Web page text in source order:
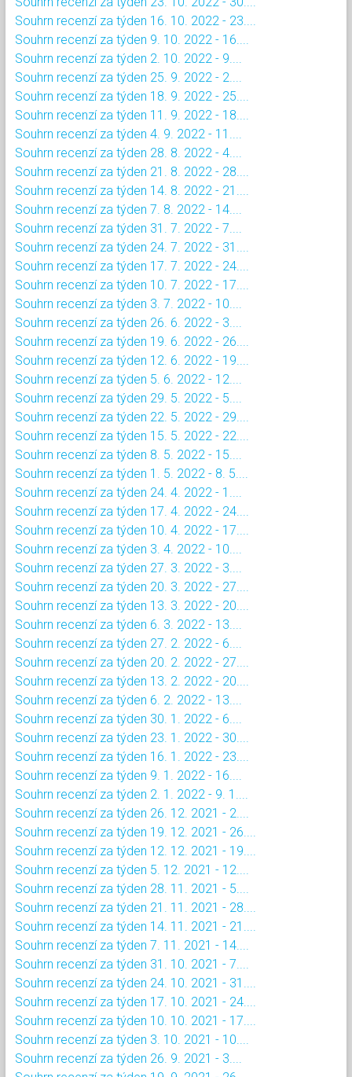
Souhrn recenzí za týden 16. 10. 2022 - 23....
Souhrn recenzí za týden 9. 10. 2022 - 16....
Souhrn recenzí za týden 2. 10. 2022 - 9....
Souhrn recenzí za týden 25. 9. 2022 - 2....
Souhrn recenzí za týden 18. 9. 2022 - 25....
Souhrn recenzí za týden 11. 9. 2022 - 18....
Souhrn recenzí za týden 4. 9. 2022 - 11....
Souhrn recenzí za týden 28. 8. 2022 - 4....
Souhrn recenzí za týden 21. 8. 2022 - 28....
Souhrn recenzí za týden 14. 8. 2022 - 21....
Souhrn recenzí za týden 7. 8. 2022 - 14....
Souhrn recenzí za týden 31. 7. 2022 - 7....
Souhrn recenzí za týden 24. 7. 2022 - 31....
Souhrn recenzí za týden 17. 7. 2022 - 24....
Souhrn recenzí za týden 10. 7. 2022 - 17....
Souhrn recenzí za týden 3. 7. 2022 - 10....
Souhrn recenzí za týden 26. 6. 2022 - 3....
Souhrn recenzí za týden 19. 6. 2022 - 26....
Souhrn recenzí za týden 12. 6. 2022 - 19....
Souhrn recenzí za týden 5. 6. 2022 - 12....
Souhrn recenzí za týden 29. 5. 2022 - 5....
Souhrn recenzí za týden 22. 5. 2022 - 29....
Souhrn recenzí za týden 15. 5. 2022 - 22....
Souhrn recenzí za týden 8. 5. 2022 - 15....
Souhrn recenzí za týden 1. 5. 2022 - 8. 5....
Souhrn recenzí za týden 24. 4. 2022 - 1....
Souhrn recenzí za týden 17. 4. 2022 - 24....
Souhrn recenzí za týden 10. 4. 2022 - 17....
Souhrn recenzí za týden 3. 4. 2022 - 10....
Souhrn recenzí za týden 27. 3. 2022 - 3....
Souhrn recenzí za týden 20. 3. 2022 - 27....
Souhrn recenzí za týden 13. 3. 2022 - 20....
Souhrn recenzí za týden 6. 3. 2022 - 13....
Souhrn recenzí za týden 27. 2. 2022 - 6....
Souhrn recenzí za týden 20. 2. 2022 - 27....
Souhrn recenzí za týden 13. 2. 2022 - 20....
Souhrn recenzí za týden 6. 2. 2022 - 13....
Souhrn recenzí za týden 30. 1. 2022 - 6....
Souhrn recenzí za týden 23. 1. 2022 - 30....
Souhrn recenzí za týden 16. 1. 2022 - 23....
Souhrn recenzí za týden 9. 1. 2022 - 16....
Souhrn recenzí za týden 2. 1. 2022 - 9. 1....
Souhrn recenzí za týden 26. 12. 2021 - 2....
Souhrn recenzí za týden 19. 12. 2021 - 26....
Souhrn recenzí za týden 12. 12. 2021 - 19....
Souhrn recenzí za týden 5. 12. 2021 - 12....
Souhrn recenzí za týden 28. 11. 2021 - 5....
Souhrn recenzí za týden 21. 11. 2021 - 28....
Souhrn recenzí za týden 14. 11. 2021 - 21....
Souhrn recenzí za týden 7. 11. 2021 - 14....
Souhrn recenzí za týden 31. 10. 2021 - 7....
Souhrn recenzí za týden 24. 10. 2021 - 31....
Souhrn recenzí za týden 17. 10. 2021 - 24....
Souhrn recenzí za týden 10. 10. 2021 - 17....
Souhrn recenzí za týden 3. 10. 2021 - 10....
Souhrn recenzí za týden 26. 9. 2021 - 3....